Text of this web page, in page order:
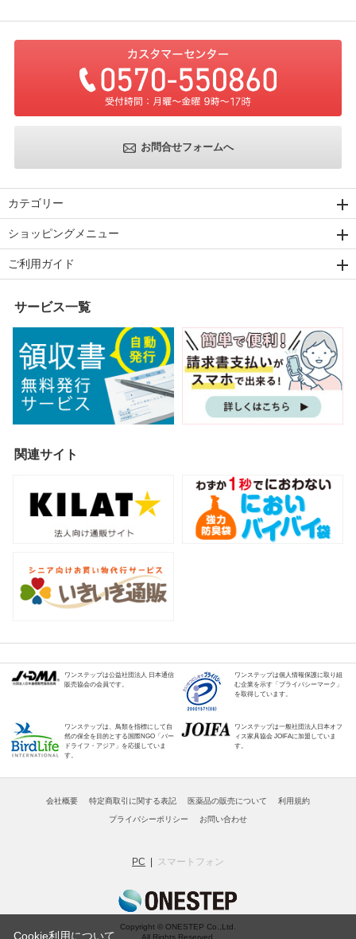
お問合せフォームへ
カテゴリー
ショッピングメニュー
ご利用ガイド
サービス一覧
関連サイト
ワンステップは公益社団法人 日本通信
販売協会の会員です。
ワンステップは個人情報保護に取り組
む企業を示す「プライバシーマーク」
を取得しています。
ワンステップは、鳥類を指標にして自
然の保全を目的とする国際NGO「バー
ドライフ・アジア」を応援していま
す。
ワンステップは一般社団法人日本オフ
ィス家具協会 JOIFAに加盟していま
す。
会社概要 特定商取引に関する表記 医薬品の販売について 利用規約
プライバシーポリシー お問い合わせ
PC スマートフォン
Copyright © ONESTEP Co.,Ltd.
All Rights Reserved.
Cookie利用について